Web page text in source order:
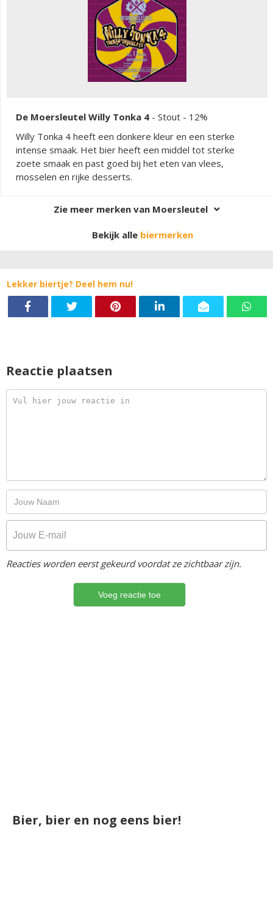
De Moersleutel Willy Tonka 4 - Stout - 12%
Willy Tonka 4 heeft een donkere kleur en een sterke
intense smaak. Het bier heeft een middel tot sterke
zoete smaak en past goed bij het eten van vlees,
mosselen en rijke desserts.
Zie meer merken van Moersleutel
Bekijk alle biermerken
Lekker biertje? Deel hem nu!
Reactie plaatsen
Reacties worden eerst gekeurd voordat ze zichtbaar zijn.
Bier, bier en nog eens bier!